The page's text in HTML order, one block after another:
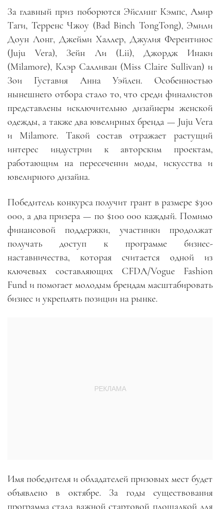
За главный приз поборются Эйслинг Кэмпс, Амир
Таги, Терренс Чжоу (Bad Binch TongTong), Эмили
Доун Лонг, Джейми Халлер, Джулия Ферентинос
(Juju Vera), Зейн Ли (Lii), Джордж Инаки
(Milamore), Клэр Салливан (Miss Claire Sullivan) и
Зои Густавия Анна Уэйлен. Особенностью
нынешнего отбора стало то, что среди финалистов
представлены исключительно дизайнеры женской
одежды, а также два ювелирных бренда — Juju Vera
и Milamore. Такой состав отражает растущий
интерес индустрии к авторским проектам,
работающим на пересечении моды, искусства и
ювелирного дизайна.
Победитель конкурса получит грант в размере $300
000, а два призера — по $100 000 каждый. Помимо
финансовой поддержки, участники продолжат
получать доступ к программе бизнес-
наставничества, которая считается одной из
ключевых составляющих CFDA/Vogue Fashion
Fund и помогает молодым брендам масштабировать
бизнес и укреплять позиции на рынке.
Имя победителя и обладателей призовых мест будет
объявлено в октябре. За годы существования
программа стала важной стартовой площадкой для